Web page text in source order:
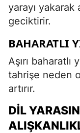
yarayı yakarak
geciktirir.
BAHARATLI
Aşırı
tahrişe neden
artırır.
DIL